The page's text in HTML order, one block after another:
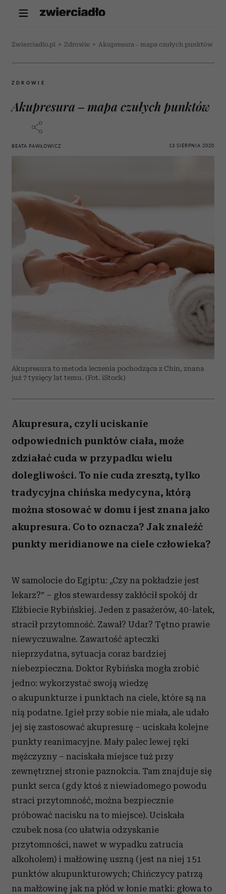
Zwierciadlo.pl > Zdrowie > Akupresura – mapa czułych punktów
ZDROWIE
Akupresura – mapa czułych punktów
BEATA PAWŁOWICZ 13 SIERPNIA 2020
Akupresura to metoda leczenia pochodząca z Chin, znana
już 7 tysięcy lat temu. (Fot. iStock)
Akupresura, czyli uciskanie
odpowiednich punktów ciała, może
zdziałać cuda w przypadku wielu
dolegliwości. To nie cuda zresztą, tylko
tradycyjna chińska medycyna, którą
można stosować w domu i jest znana jako
akupresura. Co to oznacza? Jak znaleźć
punkty meridianowe na ciele człowieka?
W samolocie do Egiptu: „Czy na pokładzie jest
lekarz?” – głos stewardessy zakłócił spokój dr
Elżbiecie Rybińskiej. Jeden z pasażerów, 40-latek,
stracił przytomność. Zawał? Udar? Tętno prawie
niewyczuwalne. Zawartość apteczki
nieprzydatna, sytuacja coraz bardziej
niebezpieczna. Doktor Rybińska mogła zrobić
jedno: wykorzystać swoją wiedzę
o akupunkturze i punktach na ciele, które są na
nią podatne. Igieł przy sobie nie miała, ale udało
jej się zastosować akupresurę – uciskała kolejne
punkty reanimacyjne. Mały palec lewej ręki
mężczyzny – naciskała miejsce tuż przy
zewnętrznej stronie paznokcia. Tam znajduje się
punkt serca (gdy ktoś z niewiadomego powodu
straci przytomność, można bezpiecznie
próbować nacisku na to miejsce). Uciskała
czubek nosa (co ułatwia odzyskanie
przytomności, nawet w wypadku zatrucia
alkoholem) i małżowinę uszną (jest na niej 151
punktów akupunkturowych; Chińczycy patrzą
na małżowinę jak na płód w łonie matki: głowa to